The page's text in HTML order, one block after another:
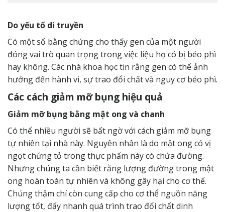
Do yếu tố di truyền
Có một số bằng chứng cho thấy gen của một người
đóng vai trò quan trọng trong việc liệu họ có bị béo phì
hay không. Các nhà khoa học tin rằng gen có thể ảnh
hưởng đến hành vi, sự trao đổi chất và nguy cơ béo phì.
Các cách giảm mỡ bụng hiệu quả
Giảm mỡ bụng bằng mật ong và chanh
Có thể nhiều người sẽ bất ngờ với cách giảm mỡ bụng
tự nhiên tại nhà này. Nguyên nhân là do mật ong có vị
ngọt chứng tỏ trong thực phẩm này có chứa đường.
Nhưng chúng ta cần biết rằng lượng đường trong mật
ong hoàn toàn tự nhiên và không gây hại cho cơ thể.
Chúng thậm chí còn cung cấp cho cơ thể nguồn năng
lượng tốt, đẩy nhanh quá trình trao đổi chất dinh